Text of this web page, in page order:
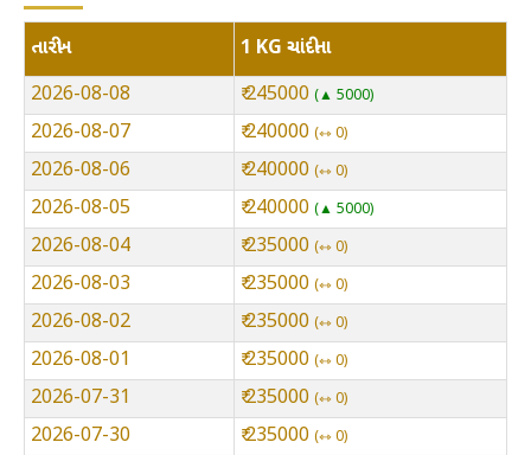
તારીખ
1 KG ચાંદીના
2026-08-08
₹ 245000 ▲ 5000
2026-08-07 ₹ 240000 ⇿ 0
2026-08-06 ₹ 240000 ⇿ 0
2026-08-05 ₹ 240000 ▲ 5000
2026-08-04 ₹ 235000 ⇿ 0
2026-08-03 ₹ 235000 ⇿ 0
2026-08-02 ₹ 235000 ⇿ 0
2026-08-01 ₹ 235000 ⇿ 0
2026-07-31 ₹ 235000 ⇿ 0
2026-07-30 ₹ 235000 ⇿ 0